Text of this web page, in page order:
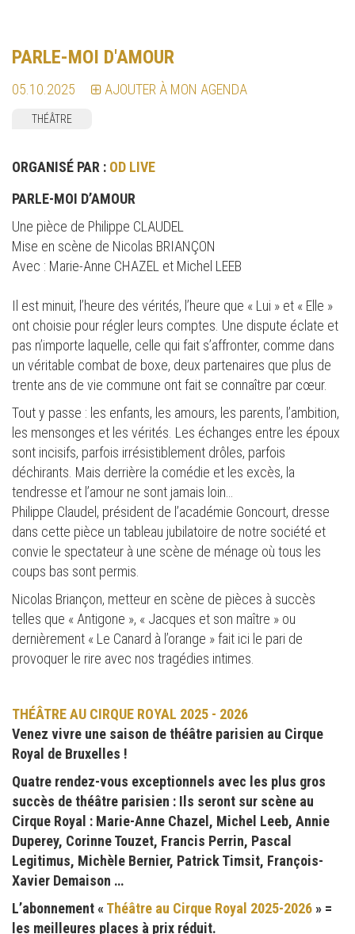
PARLE-MOI D'AMOUR
05.10.2025 AJOUTER À MON AGENDA
THÉÂTRE
ORGANISÉ PAR : OD LIVE
PARLE-MOI D’AMOUR
Une pièce de Philippe CLAUDEL
Mise en scène de Nicolas BRIANÇON
Avec : Marie-Anne CHAZEL et Michel LEEB
Il est minuit, l’heure des vérités, l’heure que « Lui » et « Elle »
ont choisie pour régler leurs comptes. Une dispute éclate et
pas n’importe laquelle, celle qui fait s’affronter, comme dans
un véritable combat de boxe, deux partenaires que plus de
trente ans de vie commune ont fait se connaître par cœur.
Tout y passe : les enfants, les amours, les parents, l’ambition,
les mensonges et les vérités. Les échanges entre les époux
sont incisifs, parfois irrésistiblement drôles, parfois
déchirants. Mais derrière la comédie et les excès, la
tendresse et l’amour ne sont jamais loin…
Philippe Claudel, président de l’académie Goncourt, dresse
dans cette pièce un tableau jubilatoire de notre société et
convie le spectateur à une scène de ménage où tous les
coups bas sont permis.
Nicolas Briançon, metteur en scène de pièces à succès
telles que « Antigone », « Jacques et son maître » ou
dernièrement « Le Canard à l’orange » fait ici le pari de
provoquer le rire avec nos tragédies intimes.
THÉÂTRE AU CIRQUE ROYAL 2025 - 2026
Venez vivre une saison de théâtre parisien au Cirque
Royal de Bruxelles !
Quatre rendez-vous exceptionnels avec les plus gros
succès de théâtre parisien : Ils seront sur scène au
Cirque Royal : Marie-Anne Chazel, Michel Leeb, Annie
Duperey, Corinne Touzet, Francis Perrin, Pascal
Legitimus, Michèle Bernier, Patrick Timsit, François-
Xavier Demaison …
L’abonnement « Théâtre au Cirque Royal 2025-2026 » =
les meilleures places à prix réduit.